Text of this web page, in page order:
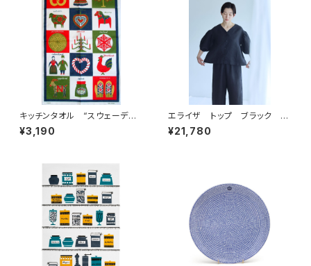
キッチンタオル “スウェーデン”
/ アルメダールス/ALMEDA
HLS by ブリット・ブレドストロ
¥3,190
エライザ トップ ブラック
／ fog linen work フォグリ
ネンワーク
¥21,780